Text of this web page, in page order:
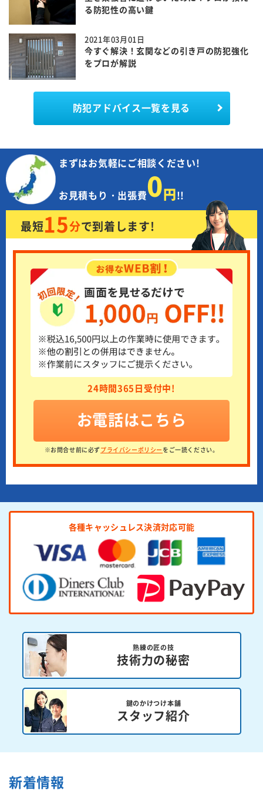
る防犯性の高い鍵
2021年03月01日
今すぐ解決！玄関などの引き戸の防犯強化
をプロが解説
防犯アドバイス一覧を見る
まずはお気軽にご相談ください!
お見積もり・出張費0円!!
最短15分で到着します!
24時間365日受付中!
お電話はこちら
※お問合せ前に必ずプライバシーポリシー をご一読ください。
各種キャッシュレス決済対応可能
熟練の匠の技
技術力の秘密
鍵のかけつけ本舗
スタッフ紹介
新着情報